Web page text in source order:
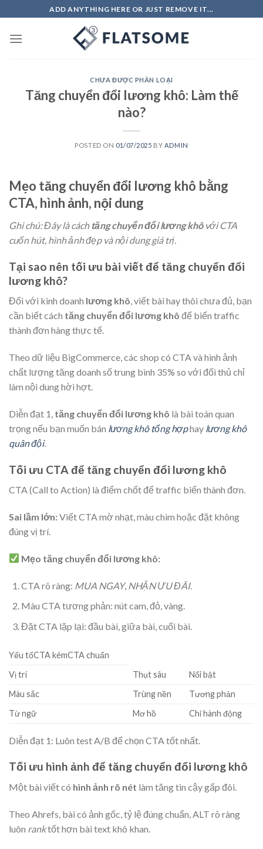
to
content
ADD ANYTHING HERE OR JUST REMOVE IT...
CHƯA ĐƯỢC PHÂN LOẠI
Tăng chuyển đổi lương khô: Làm thế
nào?
POSTED ON 01/07/2025 BY ADMIN
Mẹo tăng chuyển đổi lương khô bằng
CTA, hình ảnh, nội dung
Ghi chú: Đây là cách tăng chuyển đổi lương khôvới CTA
cuốn hút, hình ảnh đẹp và nội dung giá trị.
Tại sao nên tối ưu bài viết để tăng chuyển đổi
lương khô?
Đối với kinh doanh lương khô, viết bài hay thôi chưa đủ, bạn
cần biết cách tăng chuyển đổi lương khô để biến traffic
thành đơn hàng thực tế.
Theo dữ liệu BigCommerce, các shop có CTA và hình ảnh
chất lượng tăng doanh số trung bình 35% so với đối thủ chỉ
làm nội dung hời hợt.
Diễn đạt 1, tăng chuyển đổi lương khô là bài toán quan
trọng nếu bạn muốn bán lương khô tổng hợphay lương khô
quân đội.
Tối ưu CTA để tăng chuyển đổi lương khô
CTA (Call to Action) là điểm chốt để traffic biến thành đơn.
Sai lầm lớn:Viết CTA mờ nhạt, màu chìm hoặc đặt không
đúng vị trí.
Mẹo tăng chuyển đổi lương khô:
CTA rõ ràng: MUA NGAY, NHẬN ƯU ĐÃI.
Màu CTA tương phản: nút cam, đỏ, vàng.
Đặt CTA lặp lại: đầu bài, giữa bài, cuối bài.
Yếu tốCTA kémCTA chuẩn
Vị trí
Thụt sâu
Nổi bật
Màu sắc
Trùng nền
Tương phản
Từ ngữ
Mơ hồ Chỉ hành động
Diễn đạt 1: Luôn test A/B để chọn CTA tốt nhất.
Tối ưu hình ảnh để tăng chuyển đổi lương khô
Một bài viết có hình ảnh rõ nét làm tăng tin cậy gấp đôi.
Theo Ahrefs, bài có ảnh gốc, tỷ lệ đúng chuẩn, ALT rõ ràng
luôn ranktốt hơn bài text khô khan.